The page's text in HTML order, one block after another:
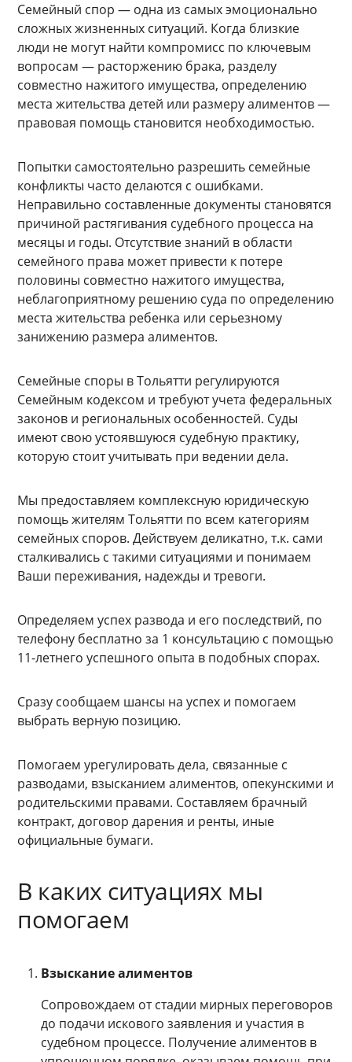
Семейный спор — одна из самых эмоционально
сложных жизненных ситуаций. Когда близкие
люди не могут найти компромисс по ключевым
вопросам — расторжению брака, разделу
совместно нажитого имущества, определению
места жительства детей или размеру алиментов —
правовая помощь становится необходимостью.
Попытки самостоятельно разрешить семейные
конфликты часто делаются с ошибками.
Неправильно составленные документы становятся
причиной растягивания судебного процесса на
месяцы и годы. Отсутствие знаний в области
семейного права может привести к потере
половины совместно нажитого имущества,
неблагоприятному решению суда по определению
места жительства ребенка или серьезному
занижению размера алиментов.
Семейные споры в Тольятти регулируются
Семейным кодексом и требуют учета федеральных
законов и региональных особенностей. Суды
имеют свою устоявшуюся судебную практику,
которую стоит учитывать при ведении дела.
Мы предоставляем комплексную юридическую
помощь жителям Тольятти по всем категориям
семейных споров. Действуем деликатно, т.к. сами
сталкивались с такими ситуациями и понимаем
Ваши переживания, надежды и тревоги.
Определяем успех развода и его последствий, по
телефону бесплатно за 1 консультацию с помощью
11-летнего успешного опыта в подобных спорах.
Сразу сообщаем шансы на успех и помогаем
выбрать верную позицию.
Помогаем урегулировать дела, связанные с
разводами, взысканием алиментов, опекунскими и
родительскими правами. Составляем брачный
контракт, договор дарения и ренты, иные
официальные бумаги.
В каких ситуациях мы
помогаем
Взыскание алиментов
Сопровождаем от стадии мирных переговоров
до подачи искового заявления и участия в
судебном процессе. Получение алиментов в